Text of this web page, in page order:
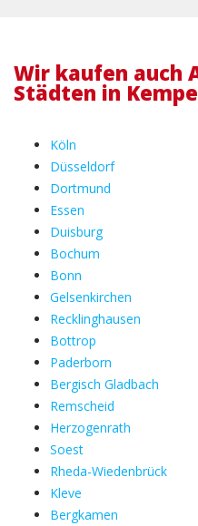
Wir kaufen auch
Städten in
Köln
Düsseldorf
Dortmund
Essen
Duisburg
Bochum
Bonn
Gelsenkirchen
Recklinghausen
Bottrop
Paderborn
Bergisch Gladbach
Remscheid
Herzogenrath
Soest
Rheda-Wiedenbrück
Kleve
Bergkamen